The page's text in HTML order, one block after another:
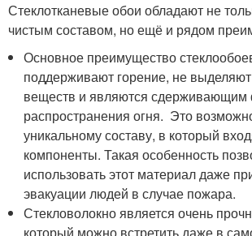
Стеклотканевые обои обладают не
чистым составом, но ещё и рядом
Основное преимущество
поддерживают горение, не
веществ и являются сдерживающим
распространения огня. Это
уникальному составу, в который
компоненты. Такая особенность
использовать этот материал даже
эвакуации людей в случае пожара.
Стекловолокно является очень